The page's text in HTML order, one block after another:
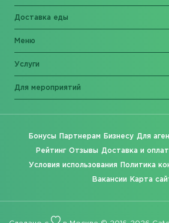
Доставка еды
Меню
Услуги
Для мероприятий
Бонусы Партнерам Бизнесу Для
Рейтинг Отзывы Доставка и
Условия использования Политика
Вакансии Карта